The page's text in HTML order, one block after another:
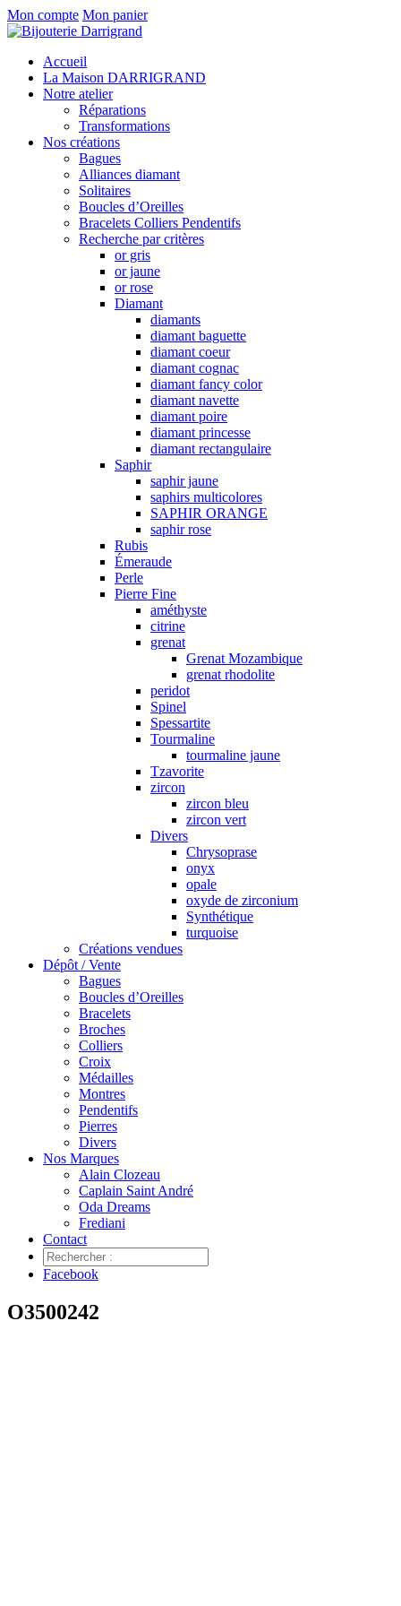
Mon compte Mon panier
Accueil
La Maison DARRIGRAND
Notre atelier
Réparations
Transformations
Nos créations
Bagues
Alliances diamant
Solitaires
Boucles d’Oreilles
Bracelets Colliers Pendentifs
Recherche par critères
or gris
or jaune
or rose
Diamant
diamants
diamant baguette
diamant coeur
diamant cognac
diamant fancy color
diamant navette
diamant poire
diamant princesse
diamant rectangulaire
Saphir
saphir jaune
saphirs multicolores
SAPHIR ORANGE
saphir rose
Rubis
Émeraude
Perle
Pierre Fine
améthyste
citrine
grenat
Grenat Mozambique
grenat rhodolite
peridot
Spinel
Spessartite
Tourmaline
tourmaline jaune
Tzavorite
zircon
zircon bleu
zircon vert
Divers
Chrysoprase
onyx
opale
oxyde de zirconium
Synthétique
turquoise
Créations vendues
Dépôt / Vente
Bagues
Boucles d’Oreilles
Bracelets
Broches
Colliers
Croix
Médailles
Montres
Pendentifs
Pierres
Divers
Nos Marques
Alain Clozeau
Caplain Saint André
Oda Dreams
Frediani
Contact
Facebook
O3500242